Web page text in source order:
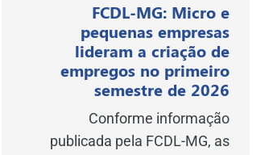
FCDL-MG: Micro e
pequenas empresas
lideram a criação de
empregos no primeiro
semestre de 2026
Conforme informação
publicada pela FCDL-MG, as